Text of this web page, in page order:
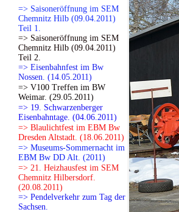
=> Saisoneröffnung im SEM
Chemnitz Hilb (09.04.2011)
Teil 1.
=> Saisoneröffnung im SEM
Chemnitz Hilb (09.04.2011)
Teil 2.
=> Eisenbahnfest im Bw
Nossen. (14.05.2011)
=> V100 Treffen im BW
Weimar. (29.05.2011)
=> 19. Schwarzenberger
Eisenbahntage. (04.06.2011)
=> Blaulichtfest im EBM Bw
Dresden Altstadt. (18.06.2011)
=> Museums-Sommernacht im
EBM Bw DD Alt. (2011)
=> 21. Heizhausfest im SEM
Chemnitz Hilbersdorf.
(20.08.2011)
=> Pendelverkehr zum Tag der
Sachsen.